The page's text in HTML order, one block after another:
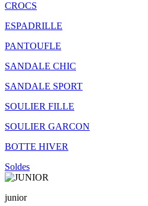
CROCS
ESPADRILLE
PANTOUFLE
SANDALE CHIC
SANDALE SPORT
SOULIER FILLE
SOULIER GARCON
BOTTE HIVER
Soldes
junior